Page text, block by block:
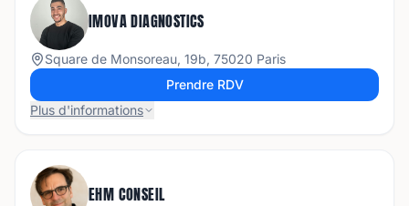
IMOVA DIAGNOSTICS
Square de Monsoreau, 19b, 75020 Paris
Prendre RDV
Plus d'informations
EHM CONSEIL